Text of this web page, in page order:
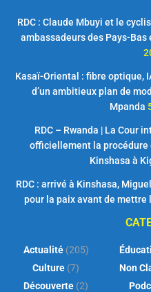
RDC : Claude Mbuyi et le
ambassadeurs des Pays-Bas
Kasaï-Oriental : fibre optique,
d’un ambitieux plan de
Mpanda
RDC – Rwanda | La Cour
officiellement la procédure
Kinshasa à
RDC : arrivé à Kinshasa,
pour la paix avant de mettre
Actualité(205)
Culture (7)
Découverte (2)
Non